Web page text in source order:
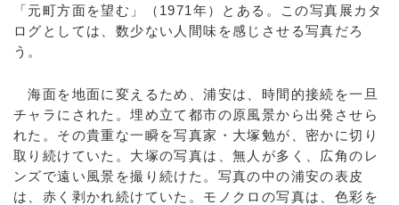
「元町方面を望む」（1971年）とある。この写真展カタ
ログとしては、数少ない人間味を感じさせる写真だろ
う。
海面を地面に変えるため、浦安は、時間的接続を一旦
チャラにされた。埋め立て都市の原風景から出発させら
れた。その貴重な一瞬を写真家・大塚勉が、密かに切り
取り続けていた。大塚の写真は、無人が多く、広角のレ
ンズで遠い風景を撮り続けた。写真の中の浦安の表皮
は、赤く剥かれ続けていた。モノクロの写真は、色彩を